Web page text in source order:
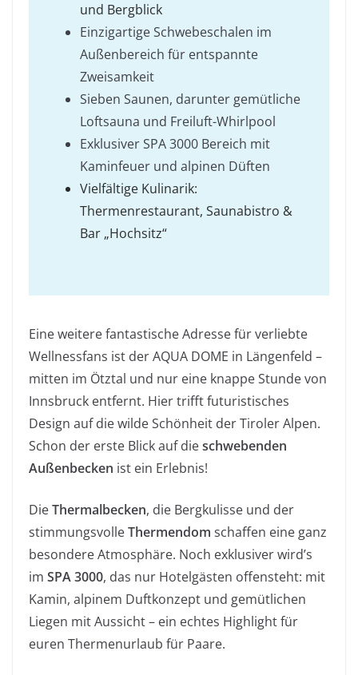
und Bergblick
Einzigartige Schwebeschalen im
Außenbereich für entspannte
Zweisamkeit
Sieben Saunen, darunter gemütliche
Loftsauna und Freiluft-Whirlpool
Exklusiver SPA 3000 Bereich mit
Kaminfeuer und alpinen Düften
Vielfältige Kulinarik:
Thermenrestaurant, Saunabistro &
Bar „Hochsitz“
Eine weitere fantastische Adresse für verliebte
Wellnessfans ist der AQUA DOME in Längenfeld –
mitten im Ötztal und nur eine knappe Stunde von
Innsbruck entfernt. Hier trifft futuristisches
Design auf die wilde Schönheit der Tiroler Alpen.
Schon der erste Blick auf dieschwebenden
Außenbecken ist ein Erlebnis!
DieThermalbecken, die Bergkulisse und der
stimmungsvolleThermendom schaffen eine ganz
besondere Atmosphäre. Noch exklusiver wird’s
im SPA 3000, das nur Hotelgästen offensteht: mit
Kamin, alpinem Duftkonzept und gemütlichen
Liegen mit Aussicht – ein echtes Highlight für
euren Thermenurlaub für Paare.